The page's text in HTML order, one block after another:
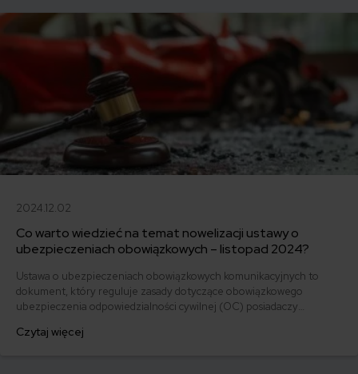
2024.12.02
Co warto wiedzieć na temat nowelizacji ustawy o
ubezpieczeniach obowiązkowych – listopad 2024?
Ustawa o ubezpieczeniach obowiązkowych komunikacyjnych to
dokument, który reguluje zasady dotyczące obowiązkowego
ubezpieczenia odpowiedzialności cywilnej (OC) posiadaczy
ustawy, znaczenie oraz konsekwencje braku ubezpieczenia? Jakie
Czytaj więcej